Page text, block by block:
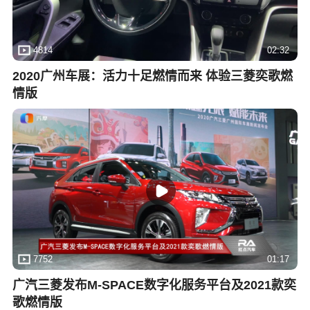
4814 02:32
2020广州车展：活力十足燃情而来 体验三菱奕歌燃
情版
7752 01:17
广汽三菱发布M-SPACE数字化服务平台及2021款奕
歌燃情版